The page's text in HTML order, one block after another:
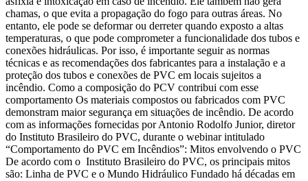
chamas, o que evita a propagação do fogo para outras áreas. No
entanto, ele pode se deformar ou derreter quando exposto a altas
temperaturas, o que pode comprometer a funcionalidade dos tubos e
conexões hidráulicas. Por isso, é importante seguir as normas
técnicas e as recomendações dos fabricantes para a instalação e a
proteção dos tubos e conexões de PVC em locais sujeitos a
incêndio. Como a composição do PCV contribui com esse
comportamento Os materiais compostos ou fabricados com PVC
demonstram maior segurança em situações de incêndio. De acordo
com as informações fornecidas por Antonio Rodolfo Junior, diretor
do Instituto Brasileiro do PVC, durante o webinar intitulado
“Comportamento do PVC em Incêndios”: Mitos envolvendo o PVC
De acordo com o Instituto Brasileiro do PVC, os principais mitos
são: Linha de PVC e o Mundo Hidráulico Fundado há décadas em